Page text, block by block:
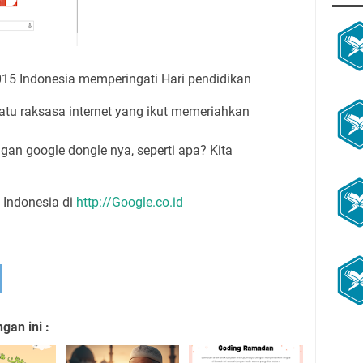
Indonesia memperingati Hari pendidikan
raksasa internet yang ikut memeriahkan
google dongle nya, seperti apa? Kita
di http://Google.co.id
ini :